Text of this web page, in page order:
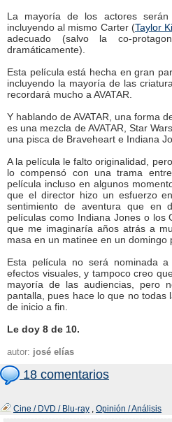
La mayoría de los actores serán
incluyendo al mismo Carter (Taylor
adecuado (salvo la co-
dramáticamente).
Esta película está hecha en gran
incluyendo la mayoría de las
recordará mucho a AVATAR.
Y hablando de AVATAR, una forma
es una mezcla de AVATAR, Star
una pisca de Braveheart e Indiana
A la película le falto originalidad,
lo compensó con una trama
película incluso en algunos
que el director hizo un esfuerzo
sentimiento de aventura que en
películas como Indiana Jones o los
que me imaginaría años atrás a
masa en un matinee en un domingo
Esta película no será nominada
efectos visuales, y tampoco creo
mayoría de las audiencias, pero
pantalla, pues hace lo que no todas
de inicio a fin.
Le doy 8 de 10.
autor: josé elías
18 comentarios
Cine / DVD / Blu-ray , Opinión / Análisis